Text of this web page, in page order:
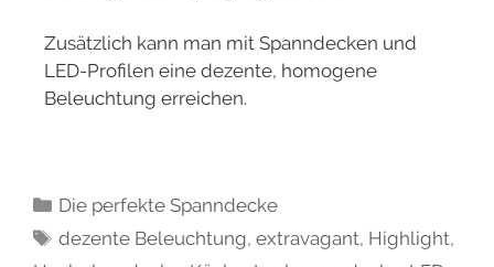
Zusätzlich kann man mit Spanndecken und
LED-Profilen eine dezente, homogene
Beleuchtung erreichen.
Die perfekte Spanndecke
dezente Beleuchtung,extravagant, Highlight,